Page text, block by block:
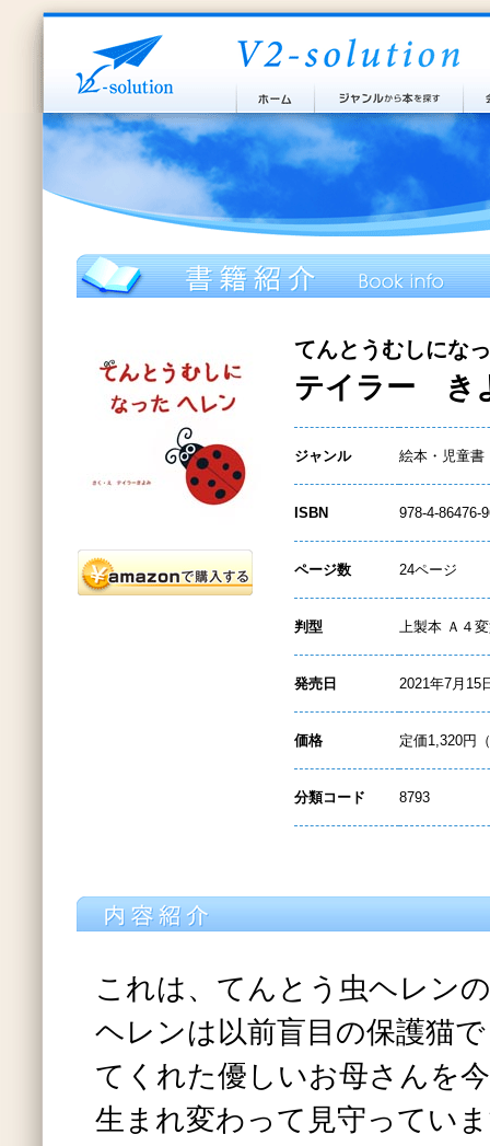
てんとうむしにな
テイラー き
ジャンル 絵本・児童書
ISBN 978-4-86476-
ページ数 24ページ
判型 上製本 Ａ４
発売日 2021年7月15
価格 定価1,320円
分類コード 8793
これは、てんとう虫ヘレン
ヘレンは以前盲目の保護猫
てくれた優しいお母さんを
生まれ変わって見守ってい